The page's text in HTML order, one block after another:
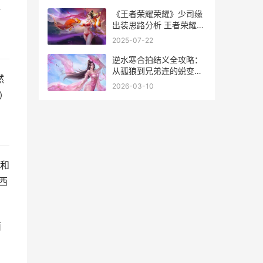
《王者荣耀荣耀》少司缘
出装思路分析 王者荣耀荣
耀之章碎月篇全集免费
2025-07-22
逆水寒合拍结义全攻略：
从孤狼到兄弟连的蜕变心
得
2026-03-10